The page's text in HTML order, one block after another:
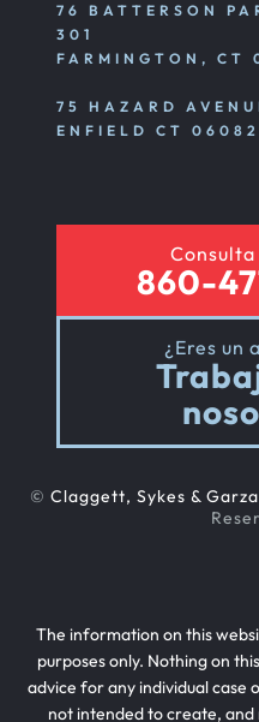
76 BATTERSON
301
FARMINGTON, CT
75 HAZARD
ENFIELD CT 06082
860-
¿Eres un
© Claggett, Sykes &
The information on this
purposes only. Nothing on
advice for any individual case
not intended to create,